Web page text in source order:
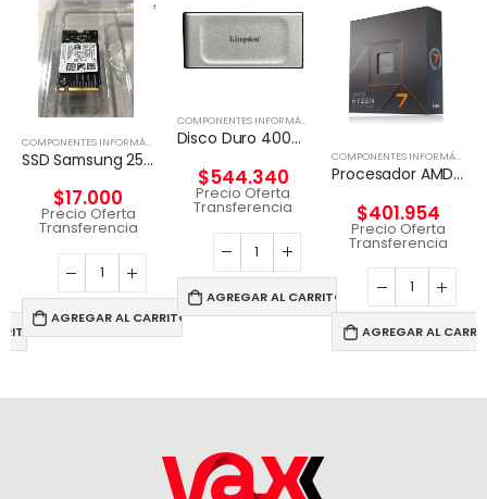
,PROCESADORES
COMPONENTES INFORMÁTICOS ,DISCO EXTERNO
SSD Samsung 256 GB / Unidad de estado sólido
$17.000
Precio Oferta
Transferencia
AGREGAR AL CARRITO
COMPONENTES INFORMÁTICOS DISCO EXTERNO
Disco Duro 4000G PORTABLE SSD XS2000
$544.340
Precio Oferta
Transferencia
AGREGAR AL CARRITO
COMPONENTES INFORMÁTICOS
Procesador AMD Ryzen 7 7700 Wraith Prism 65W
$401.954
Precio Oferta
Transferencia
AGREGAR AL